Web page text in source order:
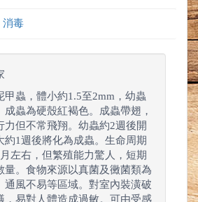
消毒
甲蟲，體小約1.5至2mm，幼蟲
成蟲為硬殼紅褐色。成蟲帶翅，
力但不常飛翔。幼蟲約2週後開
約1週後將化為成蟲。生命周期
左右，但繁殖能力驚人，短期
量。食物來源以真菌及黴菌類為
通風不易等區域。對室內裝潢破
，易對人體造成過敏。可由受感